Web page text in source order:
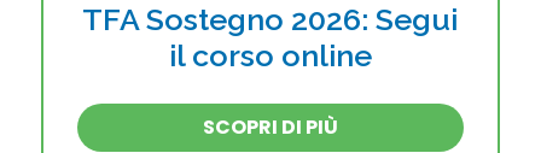
TFA Sostegno 2026: Segui
il corso online
SCOPRI DI PIÙ